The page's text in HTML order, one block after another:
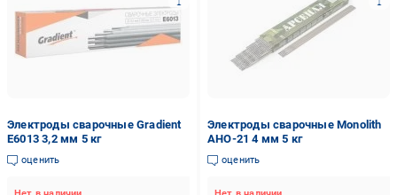
Электроды сварочные Gradient
Е6013 3,2 мм 5 кг
оценить
Электроды сварочные Monolith
АНО-21 4 мм 5 кг
оценить